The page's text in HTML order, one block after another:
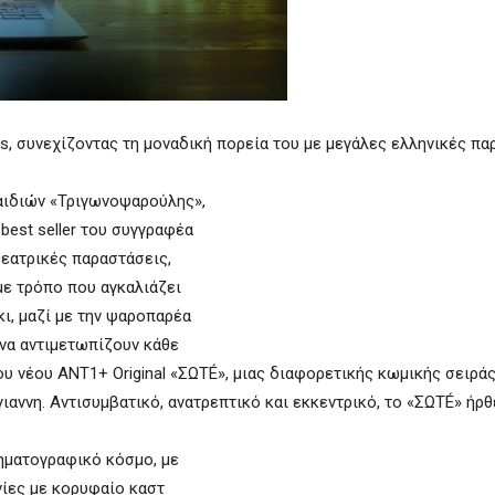
τη μοναδική πορεία του με μεγάλες ελληνικές
«Τριγωνοψαρούλης»,
seller του συγγραφέα
παραστάσεις,
τρόπο που αγκαλιάζει
μαζί με την ψαροπαρέα
αντιμετωπίζουν κάθε
νέου ΑΝΤ1+ Original «ΣΩΤÉ», μιας διαφορετικής κωμικής σειράς
Αντισυμβατικό, ανατρεπτικό και εκκεντρικό, το «ΣΩΤÉ»
κόσμο, με
με κορυφαίο καστ